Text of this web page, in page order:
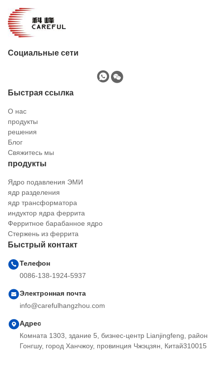
Социальные сети
Быстрая ссылка
О нас
продукты
решения
Блог
Свяжитесь мы
продукты
Ядро подавления ЭМИ
ядр разделения
ядр трансформатора
индуктор ядра феррита
Ферритное барабанное ядро
Стержень из феррита
Быстрый контакт
Телефон
0086-138-1924-5937
Электронная почта
info@carefulhangzhou.com
Адрес
Комната 1303, здание 5, бизнес-центр Lianjingfeng, район
Гонгшу, город Ханчжоу, провинция Чжэцзян, Китай310015